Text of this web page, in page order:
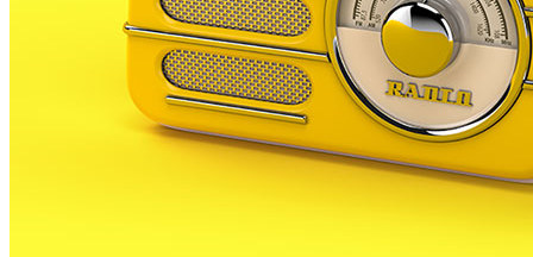
els 1200 habitants, i estava practicament dedicat a
l’agricultura i al sector primari. El mateix Amat, que es
professor d’institut a Calella, també s’ha encarregat
de redactar la història de la Guerra Civil en diferents
municipis de la zona., com ara Pineda, Tordera,